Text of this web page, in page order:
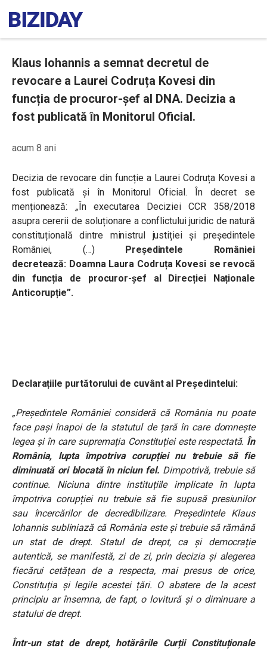
Klaus Iohannis a semnat decretul de
revocare a Laurei Codruța Kovesi din
funcția de procuror-șef al DNA. Decizia a
fost publicată în Monitorul Oficial.
acum 8 ani
Decizia de revocare din funcție a Laurei Codruța Kovesi a
fost publicată și în Monitorul Oficial. În decret se
menționează: „În executarea Deciziei CCR 358/2018
asupra cererii de soluționare a conflictului juridic de natură
constituțională dintre ministrul justiției și președintele
României, (…) Președintele României
decretează: Doamna Laura Codruța Kovesi se revocă
din funcția de procuror-șef al Direcției Naționale
Anticorupție”.
Declarațiile purtătorului de cuvânt al Președintelui:
„Președintele României consideră că România nu poate
face pași înapoi de la statutul de țară în care domnește
legea și în care supremația Constituției este respectată. În
România, lupta împotriva corupției nu trebuie să fie
diminuată ori blocată în niciun fel. Dimpotrivă, trebuie să
continue. Niciuna dintre instituțiile implicate în lupta
împotriva corupției nu trebuie să fie supusă presiunilor
sau încercărilor de decredibilizare. Președintele Klaus
Iohannis subliniază că România este și trebuie să rămână
un stat de drept. Statul de drept, ca și democrație
autentică, se manifestă, zi de zi, prin decizia și alegerea
fiecărui cetățean de a respecta, mai presus de orice,
Constituția și legile acestei țări. O abatere de la acest
principiu ar însemna, de fapt, o lovitură și o diminuare a
statului de drept.
Într-un stat de drept, hotărârile Curții Constituționale